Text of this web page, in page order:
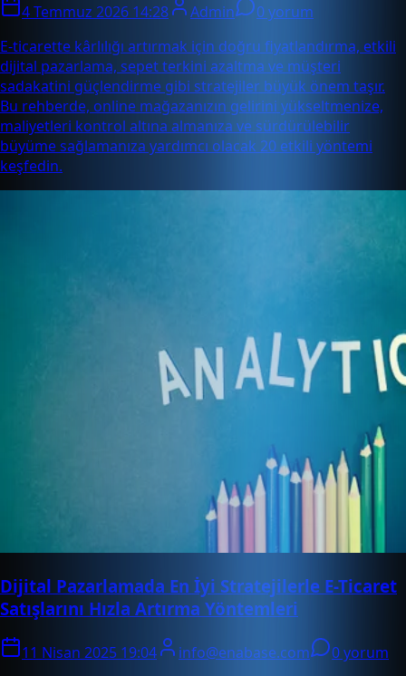
4 Temmuz 2026 14:28 Admin
0 yorum
E-ticarette kârlılığı artırmak için doğru fiyatlandırma, etkili
dijital pazarlama, sepet terkini azaltma ve müşteri
sadakatini güçlendirme gibi stratejiler büyük önem taşır.
Bu rehberde, online mağazanızın gelirini yükseltmenize,
maliyetleri kontrol altına almanıza ve sürdürülebilir
büyüme sağlamanıza yardımcı olacak 20 etkili yöntemi
keşfedin.
Dijital Pazarlamada En İyi Stratejilerle E-Ticaret
Satışlarını Hızla Artırma Yöntemleri
11 Nisan 2025 19:04 info@enabase.com
0 yorum